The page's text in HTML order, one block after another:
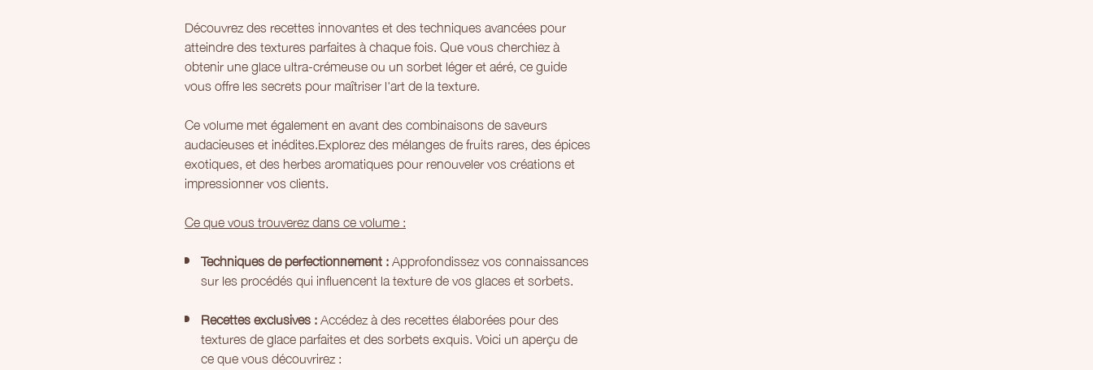
Découvrez des recettes innovantes et des techniques avancées pour
atteindre des textures parfaites à chaque fois. Que vous cherchiez à
obtenir une glace ultra-crémeuse ou un sorbet léger et aéré, ce guide
vous offre les secrets pour maîtriser l'art de la texture.
Ce volume met également en avant des combinaisons de saveurs
audacieuses et inédites.Explorez des mélanges de fruits rares, des épices
exotiques, et des herbes aromatiques pour renouveler vos créations et
impressionner vos clients.
Ce que vous trouverez dans ce volume :
Techniques de perfectionnement :Approfondissez vos connaissances
sur les procédés qui influencent la texture de vos glaces et sorbets.
Recettes exclusives :Accédez à des recettes élaborées pour des
textures de glace parfaites et des sorbets exquis. Voici un aperçu de
ce que vous découvrirez :